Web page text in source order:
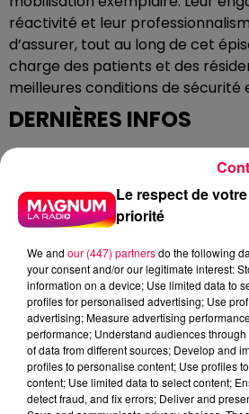
réactivité et leur
d’assurer, tout au long de cet
charge des patients et des
meilleures conditions de sécurité
DERNIÈRES INFOS
Le respect de
priorité
We and our (447) partnersdo the following
your consent and/or our legitimate interest:
information on a device; Use limited data to
profiles for personalised advertising; Use
advertising; Measure advertising
performance; Understand audiences
of data from different sources; Develop and
profiles to personalise content; Use profiles
content; Use limited data to select content;
detect fraud, and fix errors; Deliver and